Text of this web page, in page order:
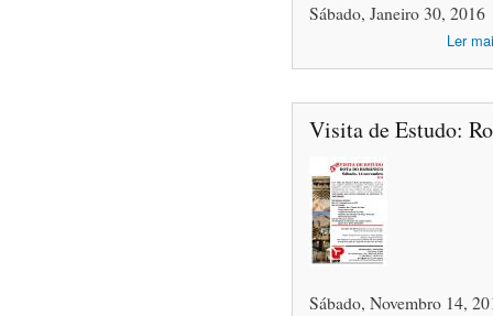
Sábado, Janeiro 30, 2016
Ler
Visita de Estudo:
Sábado, Novembro 14,